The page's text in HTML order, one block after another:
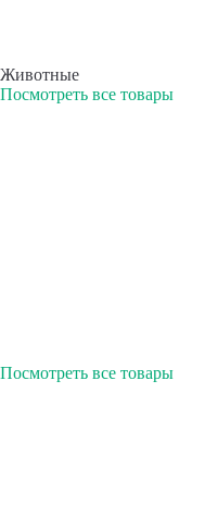
Животные
Посмотреть все товары
Посмотреть все товары